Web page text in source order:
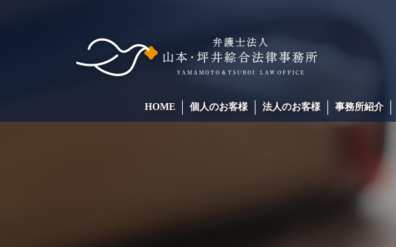
HOME 個人のお客様 法人のお客様 事務所紹介